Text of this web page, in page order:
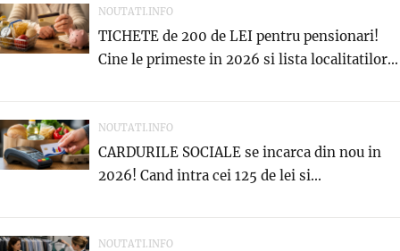
NOUTATI.INFO
TICHETE de 200 de LEI pentru pensionari!
Cine le primeste in 2026 si lista localitatilor...
NOUTATI.INFO
CARDURILE SOCIALE se incarca din nou in
2026! Cand intra cei 125 de lei si...
NOUTATI.INFO